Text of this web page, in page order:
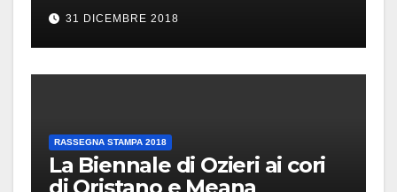
31 DICEMBRE 2018
RASSEGNA STAMPA 2018
La Biennale di Ozieri ai cori